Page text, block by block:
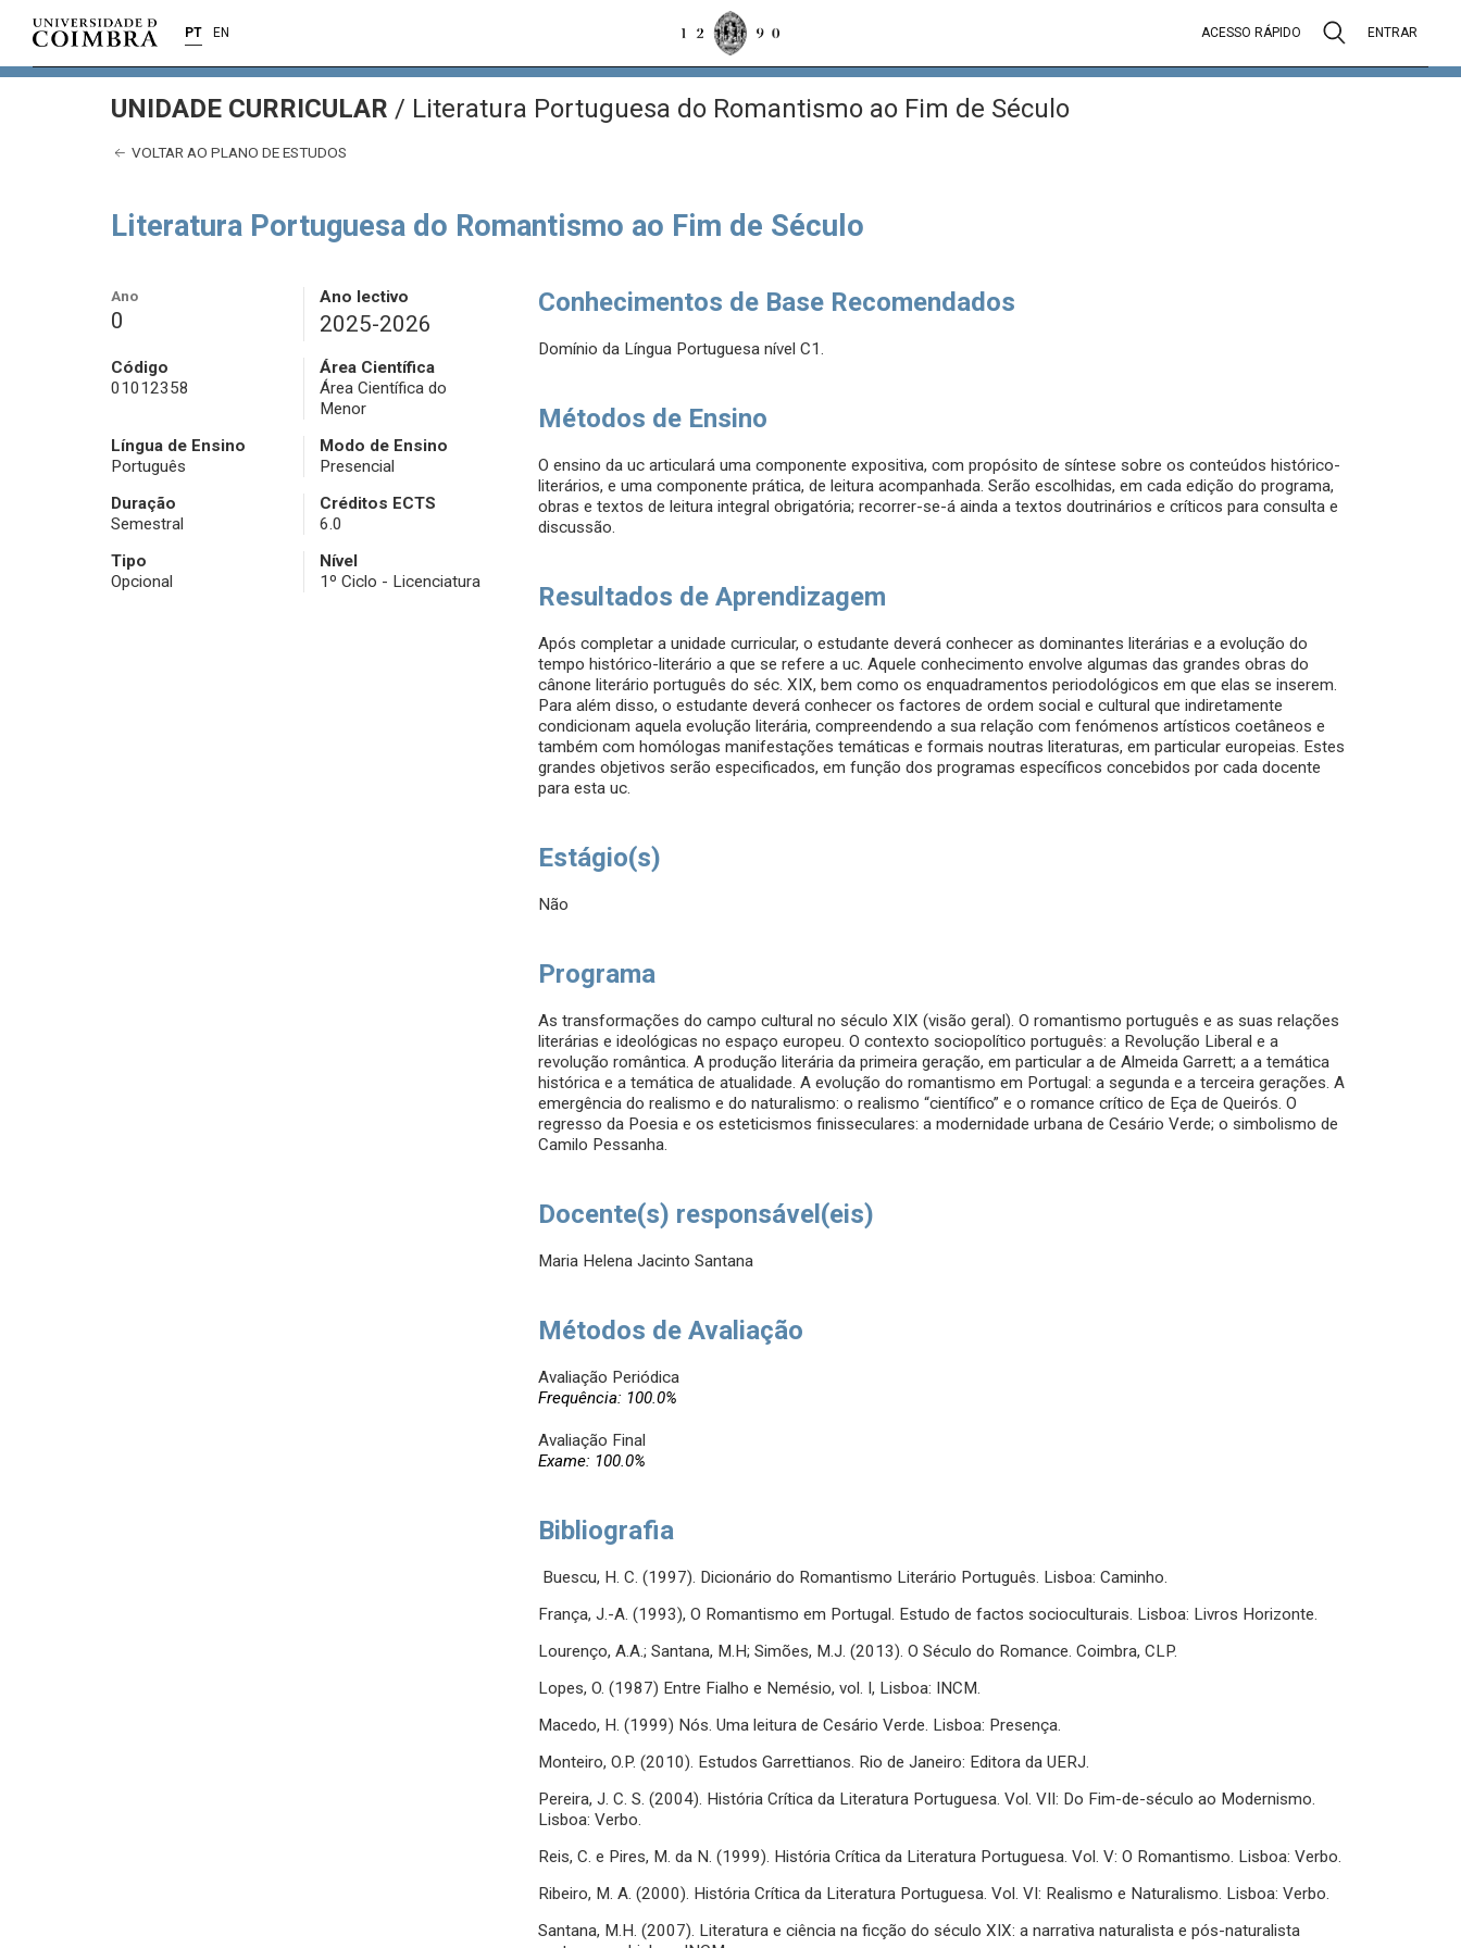
PT EN ACESSO RÁPIDO ENTRAR
UNIDADE CURRICULAR / Literatura Portuguesa do Romantismo ao Fim de Século
VOLTAR AO PLANO DE ESTUDOS
Literatura Portuguesa do Romantismo ao Fim de Século
Ano
0
Ano lectivo
2025-2026
Código
01012358
Área Científica
Área Científica do
Menor
Língua de Ensino
Português
Modo de Ensino
Presencial
Duração
Semestral
Créditos ECTS
6.0
Tipo
Opcional
Nível
1º Ciclo - Licenciatura
Conhecimentos de Base Recomendados
Domínio da Língua Portuguesa nível C1.
Métodos de Ensino
O ensino da uc articulará uma componente expositiva, com propósito de síntese sobre os conteúdos histórico-
literários, e uma componente prática, de leitura acompanhada. Serão escolhidas, em cada edição do programa,
obras e textos de leitura integral obrigatória; recorrer-se-á ainda a textos doutrinários e críticos para consulta e
discussão.
Resultados de Aprendizagem
Após completar a unidade curricular, o estudante deverá conhecer as dominantes literárias e a evolução do
tempo histórico-literário a que se refere a uc. Aquele conhecimento envolve algumas das grandes obras do
cânone literário português do séc. XIX, bem como os enquadramentos periodológicos em que elas se inserem.
Para além disso, o estudante deverá conhecer os factores de ordem social e cultural que indiretamente
condicionam aquela evolução literária, compreendendo a sua relação com fenómenos artísticos coetâneos e
também com homólogas manifestações temáticas e formais noutras literaturas, em particular europeias. Estes
grandes objetivos serão especificados, em função dos programas específicos concebidos por cada docente
para esta uc.
Estágio(s)
Não
Programa
As transformações do campo cultural no século XIX (visão geral). O romantismo português e as suas relações
literárias e ideológicas no espaço europeu. O contexto sociopolítico português: a Revolução Liberal e a
revolução romântica. A produção literária da primeira geração, em particular a de Almeida Garrett; a a temática
histórica e a temática de atualidade. A evolução do romantismo em Portugal: a segunda e a terceira gerações. A
emergência do realismo e do naturalismo: o realismo “científico” e o romance crítico de Eça de Queirós. O
regresso da Poesia e os esteticismos finisseculares: a modernidade urbana de Cesário Verde; o simbolismo de
Camilo Pessanha.
Docente(s) responsável(eis)
Maria Helena Jacinto Santana
Métodos de Avaliação
Avaliação Periódica
Frequência: 100.0%
Avaliação Final
Exame: 100.0%
Bibliografia
Buescu, H. C. (1997). Dicionário do Romantismo Literário Português. Lisboa: Caminho.
França, J.-A. (1993), O Romantismo em Portugal. Estudo de factos socioculturais. Lisboa: Livros Horizonte.
Lourenço, A.A.; Santana, M.H; Simões, M.J. (2013). O Século do Romance. Coimbra, CLP.
Lopes, O. (1987) Entre Fialho e Nemésio, vol. I, Lisboa: INCM.
Macedo, H. (1999) Nós. Uma leitura de Cesário Verde. Lisboa: Presença.
Monteiro, O.P. (2010). Estudos Garrettianos. Rio de Janeiro: Editora da UERJ.
Pereira, J. C. S. (2004). História Crítica da Literatura Portuguesa. Vol. VII: Do Fim-de-século ao Modernismo.
Lisboa: Verbo.
Reis, C. e Pires, M. da N. (1999). História Crítica da Literatura Portuguesa. Vol. V: O Romantismo. Lisboa: Verbo.
Ribeiro, M. A. (2000). História Crítica da Literatura Portuguesa. Vol. VI: Realismo e Naturalismo. Lisboa: Verbo.
Santana, M.H. (2007). Literatura e ciência na ficção do século XIX: a narrativa naturalista e pós-naturalista